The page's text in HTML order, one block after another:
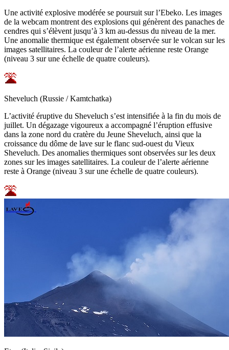
Une activité explosive modérée se poursuit sur l’Ebeko. Les images
de la webcam montrent des explosions qui génèrent des panaches de
cendres qui s’élèvent jusqu’à 3 km au-dessus du niveau de la mer.
Une anomalie thermique est également observée sur le volcan sur les
images satellitaires. La couleur de l’alerte aérienne reste Orange
(niveau 3 sur une échelle de quatre couleurs).
Sheveluch (Russie / Kamtchatka)
L’activité éruptive du Sheveluch s’est intensifiée à la fin du mois de
juillet. Un dégazage vigoureux a accompagné l’éruption effusive
dans la zone nord du cratère du Jeune Sheveluch, ainsi que la
croissance du dôme de lave sur le flanc sud-ouest du Vieux
Sheveluch. Des anomalies thermiques sont observées sur les deux
zones sur les images satellitaires. La couleur de l’alerte aérienne
reste à Orange (niveau 3 sur une échelle de quatre couleurs).